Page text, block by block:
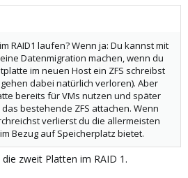
RAID1 laufen? Wenn ja: Du kannst mit
Datenmigration machen, wenn du
im neuen Host ein ZFS schreibst
dabei natürlich verloren). Aber
bereits für VMs nutzen und später
bestehende ZFS attachen. Wenn
verlierst du die allermeisten
Bezug auf Speicherplatz bietet.
zweit Platten im RAID 1.